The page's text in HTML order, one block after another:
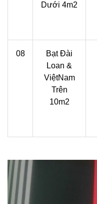
Dưới 4m2
08
Bạt Đài
Loan &
ViệtNam
Trên
10m2